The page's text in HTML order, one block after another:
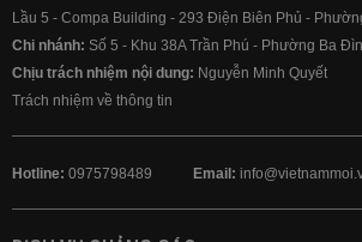
Lầu 5 - Compa Building - 293 Điện Biên Phủ -
Chi nhánh: Số 5 - Khu 38A Trần Phú - Phường Ba
Chịu trách nhiệm nội dung: Nguyễn Minh Quyết
Trách nhiệm về thông tin
Hotline: 0975798489 Email: